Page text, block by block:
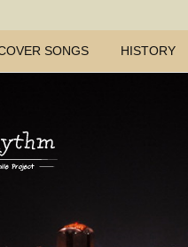
SONGS HISTORY